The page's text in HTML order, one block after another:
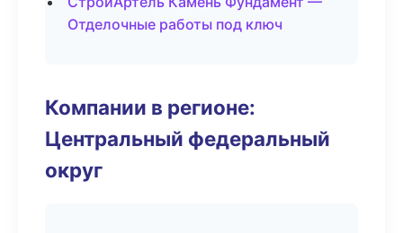
Отделочные работы под ключ
Компании в регионе:
Центральный федеральный
округ